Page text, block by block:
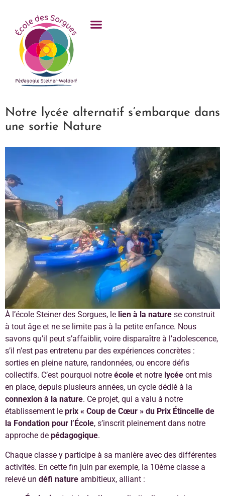
Notre lycée alternatif s’embarque dans
une sortie Nature
À l’école Steiner des Sorgues, le lien à la nature se construit
à tout âge et ne se limite pas à la petite enfance. Nous
savons qu’il peut s’affaiblir, voire disparaître à l’adolescence,
s’il n’est pas entretenu par des expériences concrètes :
sorties en pleine nature, randonnées, ou encore défis
collectifs. C’est pourquoi notre école et notre lycée ont mis
en place, depuis plusieurs années, un cycle dédié à la
connexion à la nature. Ce projet, qui a valu à notre
établissement le prix « Coup de Cœur » du Prix Étincelle de
la Fondation pour l’École, s’inscrit pleinement dans notre
approche de pédagogique.
Chaque classe y participe à sa manière avec des différentes
activités. En cette fin juin par exemple, la 10ème classe a
relevé un défi nature ambitieux, alliant :